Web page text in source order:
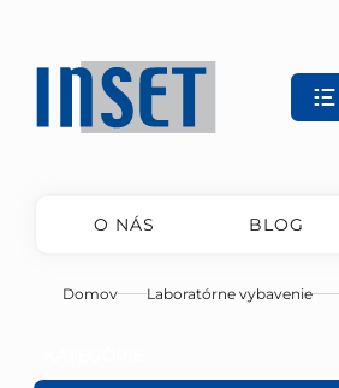
obsah
O NÁS BLOG
Domov Laboratórne vybavenie